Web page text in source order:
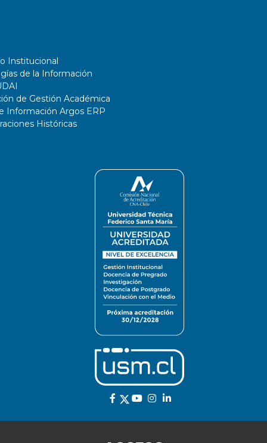
Institucional
de la Información
de Gestión Académica
Información Argos ERP
Históricas